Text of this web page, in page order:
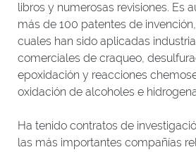
libros y numerosas revisiones. Es
más de 100 patentes de
cuales han sido aplicadas
comerciales de craqueo,
epoxidación y reacciones
oxidación de alcoholes e
Ha tenido contratos de
las más importantes compañías